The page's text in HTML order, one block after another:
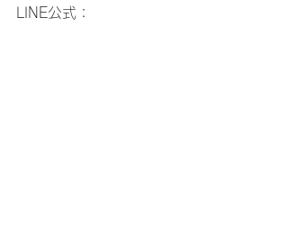
LINE公式：